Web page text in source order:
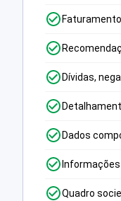
Dívidas,
Dados
Informações
Quadro